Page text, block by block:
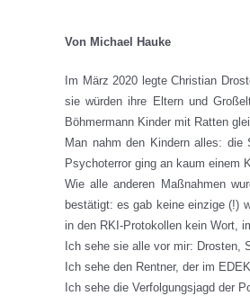
Von Michael Hauke
Im März 2020 legte Christian
sie würden ihre Eltern und
Böhmermann Kinder mit Ratten
Man nahm den Kindern alles:
Psychoterror ging an kaum einem
Wie alle anderen Maßnahmen
bestätigt: es gab keine einzige (!)
in den RKI-Protokollen kein Wort,
Ich sehe sie alle vor mir: Drosten,
Ich sehe den Rentner, der im
Ich sehe die Verfolgungsjagd der